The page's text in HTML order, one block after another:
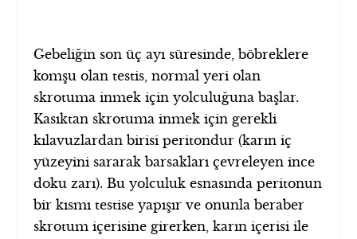
Gebeliğin son üç ayı süresinde, böbreklere
komşu olan testis, normal yeri olan
skrotuma inmek için yolculuğuna başlar.
Kasıktan skrotuma inmek için gerekli
kılavuzlardan birisi peritondur (karın iç
yüzeyini sararak barsakları çevreleyen ince
doku zarı). Bu yolculuk esnasında peritonun
bir kısmı testise yapışır ve onunla beraber
skrotum içerisine girerken, karın içerisi ile